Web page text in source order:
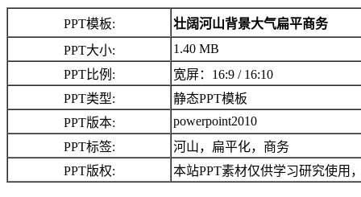
PPT模板:
壮阔河山背景大气扁平商务
PPT大小:
1.40 MB
PPT比例:
宽屏：16:9 / 16:10
PPT类型:
静态PPT模板
PPT版本:
powerpoint2010
PPT标签:
河山，扁平化，商务
PPT版权:
本站PPT素材仅供学习研究使用